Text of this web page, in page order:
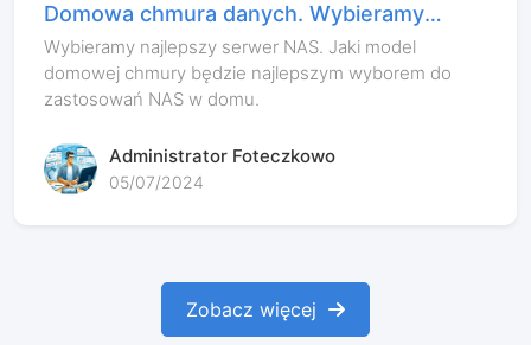
Domowa chmura danych. Wybieramy
najlepszy serwer NAS.
Wybieramy najlepszy serwer NAS. Jaki model
domowej chmury będzie najlepszym wyborem do
zastosowań NAS w domu.
Administrator Foteczkowo
05/07/2024
Zobacz więcej